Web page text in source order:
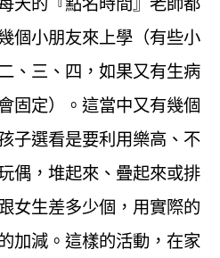
天的『點名時間』老師都
個小朋友來上學（有些小
、三、四，如果又有生病
固定）。這當中又有幾個
子選看是要利用樂高、不
偶，堆起來、疊起來或排
女生差多少個，用實際的
加減。這樣的活動，在家